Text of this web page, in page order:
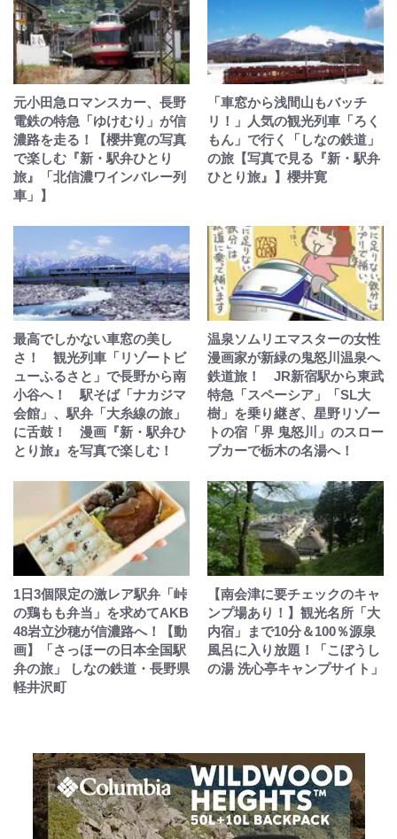
元小田急ロマンスカー、長野
電鉄の特急「ゆけむり」が信
濃路を走る！【櫻井寛の写真
で楽しむ『新・駅弁ひとり
旅』「北信濃ワインバレー列
車」】
「車窓から浅間山もバッチ
リ！」人気の観光列車「ろく
もん」で行く「しなの鉄道」
の旅【写真で見る『新・駅弁
ひとり旅』】櫻井寛
最高でしかない車窓の美し
さ！ 観光列車「リゾートビ
ューふるさと」で長野から南
小谷へ！ 駅そば「ナカジマ
会館」、駅弁「大糸線の旅」
に舌鼓！ 漫画『新・駅弁ひ
とり旅』を写真で楽しむ！
温泉ソムリエマスターの女性
漫画家が新緑の鬼怒川温泉へ
鉄道旅！ JR新宿駅から東武
特急「スペーシア」「SL大
樹」を乗り継ぎ、星野リゾー
トの宿「界 鬼怒川」のスロー
プカーで栃木の名湯へ！
1日3個限定の激レア駅弁「峠
の鶏もも弁当」を求めてAKB
48岩立沙穂が信濃路へ！【動
画】「さっほーの日本全国駅
弁の旅」 しなの鉄道・長野県
軽井沢町
【南会津に要チェックのキャ
ンプ場あり！】観光名所「大
内宿」まで10分＆100％源泉
風呂に入り放題！「こぼうし
の湯 洗心亭キャンプサイト」